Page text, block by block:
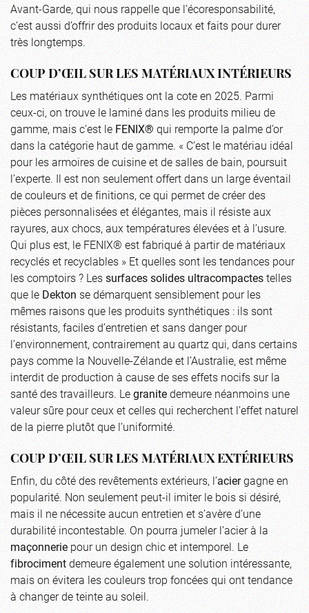
Avant-Garde, qui nous rappelle que l’écoresponsabilité,
c’est aussi d’offrir des produits locaux et faits pour durer
très longtemps.
COUP D’ŒIL SUR LES MATÉRIAUX INTÉRIEURS
Les matériaux synthétiques ont la cote en 2025. Parmi
ceux-ci, on trouve le laminé dans les produits milieu de
gamme, mais c’est leFENIX®qui remporte la palme d’or
dans la catégorie haut de gamme. « C’est le matériau idéal
pour les armoires de cuisine et de salles de bain, poursuit
l’experte. Il est non seulement offert dans un large éventail
de couleurs et de finitions, ce qui permet de créer des
pièces personnalisées et élégantes, mais il résiste aux
rayures, aux chocs, aux températures élevées et à l’usure.
Qui plus est, le FENIX® est fabriqué à partir de matériaux
recyclés et recyclables » Et quelles sont les tendances pour
les comptoirs ? Lessurfaces solides ultracompactestelles
que leDekton se démarquent sensiblement pour les
mêmes raisons que les produits synthétiques : ils sont
résistants, faciles d’entretien et sans danger pour
l’environnement, contrairement au quartz qui, dans certains
pays comme la Nouvelle-Zélande et l’Australie, est même
interdit de production à cause de ses effets nocifs sur la
santé des travailleurs. Legranitedemeure néanmoins une
valeur sûre pour ceux et celles qui recherchent l’effet naturel
de la pierre plutôt que l’uniformité.
COUP D’ŒIL SUR LES MATÉRIAUX EXTÉRIEURS
Enfin, du côté des revêtements extérieurs, l’aciergagne en
popularité. Non seulement peut-il imiter le bois si désiré,
mais il ne nécessite aucun entretien et s’avère d’une
durabilité incontestable. On pourra jumeler l’acier à la
maçonneriepour un design chic et intemporel. Le
fibrocimentdemeure également une solution intéressante,
mais on évitera les couleurs trop foncées qui ont tendance
à changer de teinte au soleil.